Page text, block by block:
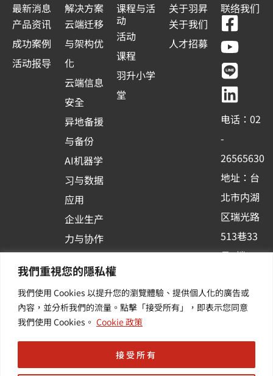
我們重視您的隱私權
我們使用 Cookies 以提升您的瀏覽體驗、提供個人化的廣告或
內容，並分析我們的流量。點擊「接受所有」，即表示您同意
我們使用 Cookies。 Cookie 政策
接受所有
最新消息
产品资讯
成功案例
活动报导
解决方案
云端迁移
与架构优
化
云端信息
安全
异地备援
与备份
AI机器学
习与数据
应用
企业生产
力与协作
台应用
其他/增
值服务
课程与活
动
活动
课程
羽升小学
堂
关于羽昇
关于我们
人才招募
联络我们
F
a
c
e
b
o
o
k
-
s
q
u
a
r
Y
o
u
t
u
b
e
L
i
n
e
L
i
n
k
e
d
i
n
电话：02
-
26565630
地址：台
北市内湖
区瑞光路
513巷33
号6楼
新讯 | 提
供您最新